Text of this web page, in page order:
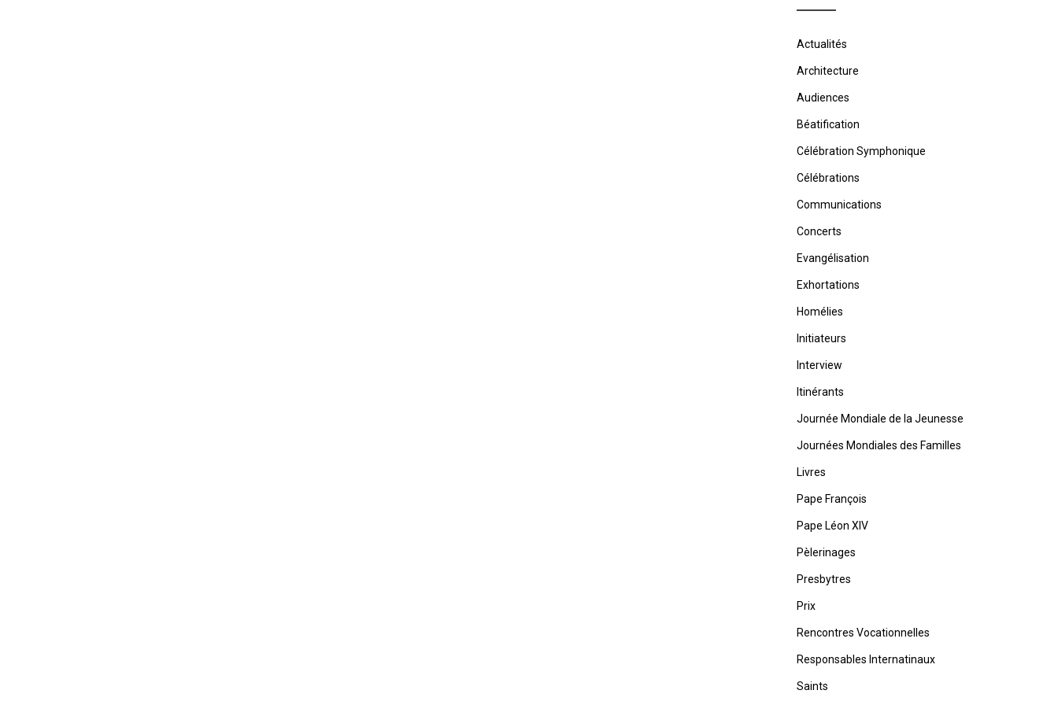
Actualités
Architecture
Audiences
Béatification
Célébration Symphonique
Célébrations
Communications
Concerts
Evangélisation
Exhortations
Homélies
Initiateurs
Interview
Itinérants
Journée Mondiale de la Jeunesse
Journées Mondiales des Familles
Livres
Pape François
Pape Léon XIV
Pèlerinages
Presbytres
Prix
Rencontres Vocationnelles
Responsables Internatinaux
Saints